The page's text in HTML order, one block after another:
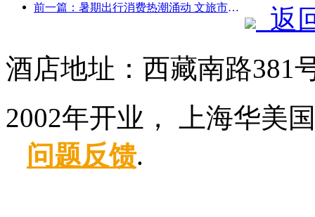
前一篇：暑期出行消费热潮涌动 文旅市场创新升级
返
酒店地址：西藏南路381
2002年开业， 上海华美
问题反馈.